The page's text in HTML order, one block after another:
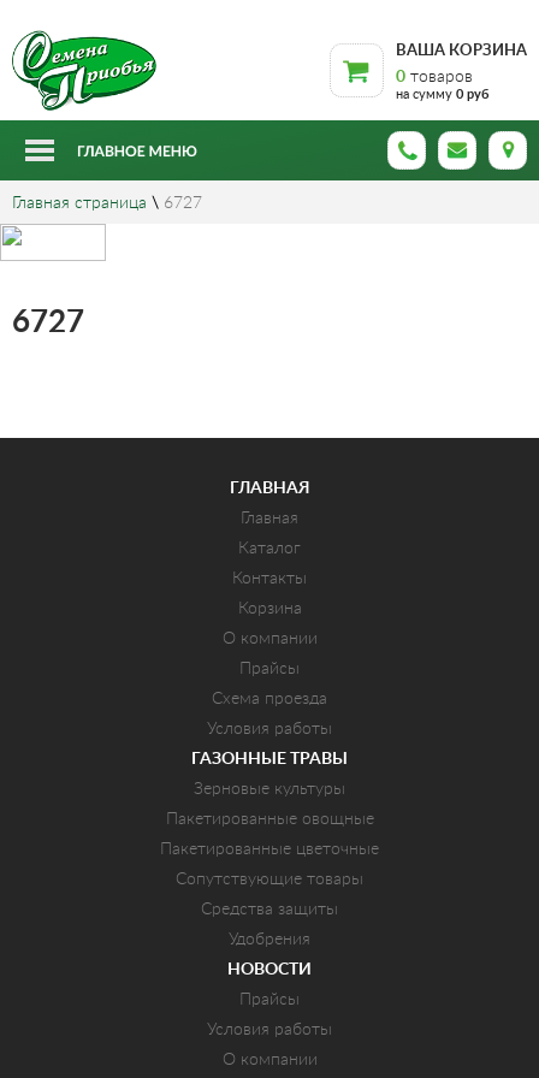
ВАША КОРЗИНА
0 товаров
на сумму 0 руб
Главная страница \ 6727
6727
ГЛАВНАЯ
Главная
Каталог
Контакты
Корзина
О компании
Прайсы
Схема проезда
Условия работы
ГАЗОННЫЕ ТРАВЫ
Зерновые культуры
Пакетированные овощные
Пакетированные цветочные
Сопутствующие товары
Средства защиты
Удобрения
НОВОСТИ
Прайсы
Условия работы
О компании